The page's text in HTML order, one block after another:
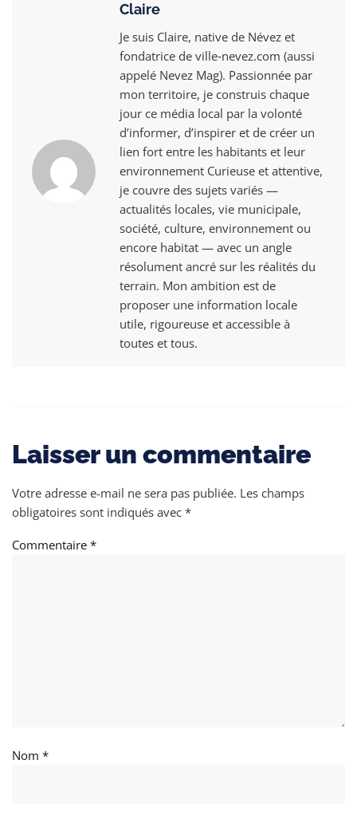
Claire
Je suis Claire, native de Névez et
fondatrice de ville‑nevez.com (aussi
appelé Nevez Mag). Passionnée par
mon territoire, je construis chaque
jour ce média local par la volonté
d’informer, d’inspirer et de créer un
lien fort entre les habitants et leur
environnement Curieuse et attentive,
je couvre des sujets variés —
actualités locales, vie municipale,
société, culture, environnement ou
encore habitat — avec un angle
résolument ancré sur les réalités du
terrain. Mon ambition est de
proposer une information locale
utile, rigoureuse et accessible à
toutes et tous.
Laisser un commentaire
Votre adresse e-mail ne sera pas publiée. Les champs
obligatoires sont indiqués avec *
Commentaire *
Nom *